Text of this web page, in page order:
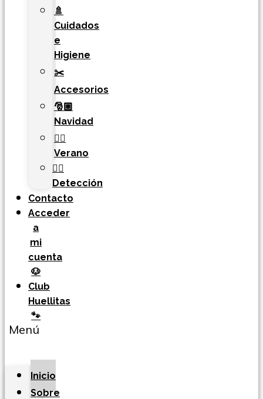
🚿
Cuidados
e
Higiene
✂️
Accesorios
🎅🏼
Navidad
🏄‍♀️
Verano
🐕‍🦺
Detección
Contacto
Acceder
a
mi
cuenta
🐶
Club
Huellitas
🐾
Menú
Inicio
Sobre